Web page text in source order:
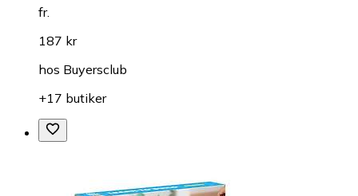
fr.
187 kr
hos Buyersclub
+17 butiker